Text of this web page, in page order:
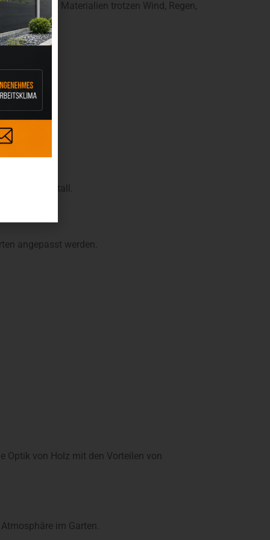
langlebigen Materialien trotzen Wind, Regen,
oder Metall.
angepasst werden.
Optik von Holz mit den Vorteilen von
im Garten.